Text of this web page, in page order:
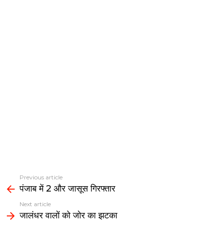
more
Previous article
पंजाब में 2 और जासूस गिरफ्तार
Next article
जालंधर वालों को जोर का झटका